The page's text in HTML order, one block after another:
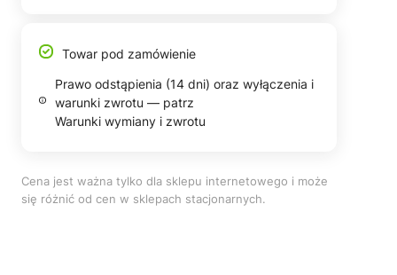
Towar pod zamówienie
Prawo odstąpienia (14 dni) oraz wyłączenia i
warunki zwrotu — patrz
Warunki wymiany i zwrotu
Cena jest ważna tylko dla sklepu internetowego i może
się różnić od cen w sklepach stacjonarnych.